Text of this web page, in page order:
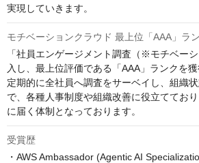
実現していきます。
モチベーションクラウド 最上位「AAA」ラ
「社員エンゲージメント調査（※モチベー
入し、最上位評価である「AAA」ランクを獲
定期的に全社員へ調査をサーベイし、組織
で、各種人事制度や組織改善に役立ててお
に届く体制となっております。
受賞歴
・AWS Ambassador (Agentic AI